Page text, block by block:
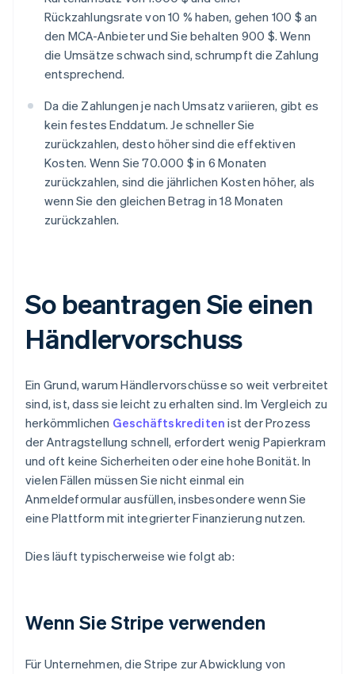
Rückzahlungsrate von 10 % haben, gehen 100 $ an
den MCA-Anbieter und Sie behalten 900 $. Wenn
die Umsätze schwach sind, schrumpft die Zahlung
entsprechend.
Da die Zahlungen je nach Umsatz variieren, gibt es
kein festes Enddatum. Je schneller Sie
zurückzahlen, desto höher sind die effektiven
Kosten. Wenn Sie 70.000 $ in 6 Monaten
zurückzahlen, sind die jährlichen Kosten höher, als
wenn Sie den gleichen Betrag in 18 Monaten
zurückzahlen.
So beantragen Sie einen
Händlervorschuss
Ein Grund, warum Händlervorschüsse so weit verbreitet
sind, ist, dass sie leicht zu erhalten sind. Im Vergleich zu
herkömmlichen Geschäftskrediten ist der Prozess
der Antragstellung schnell, erfordert wenig Papierkram
und oft keine Sicherheiten oder eine hohe Bonität. In
vielen Fällen müssen Sie nicht einmal ein
Anmeldeformular ausfüllen, insbesondere wenn Sie
eine Plattform mit integrierter Finanzierung nutzen.
Dies läuft typischerweise wie folgt ab:
Wenn Sie Stripe verwenden
Für Unternehmen, die Stripe zur Abwicklung von